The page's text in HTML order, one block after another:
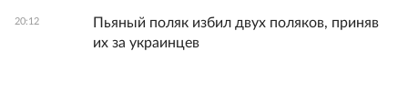
20:12
Пьяный поляк избил двух поляков, приняв
их за украинцев